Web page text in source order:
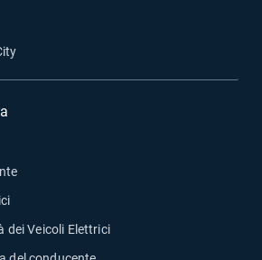
dei Veicoli Elettrici